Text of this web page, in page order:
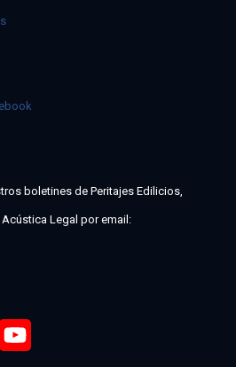
boletines de Peritajes Edilicios,
Legal por email:
LinkedIn